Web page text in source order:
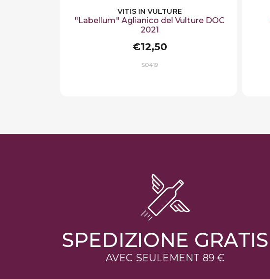
VITIS IN VULTURE
"Labellum" Aglianico del Vulture DOC
2021
€12,50
S0419
SPEDIZIONE GRATIS
AVEC SEULEMENT 89 €